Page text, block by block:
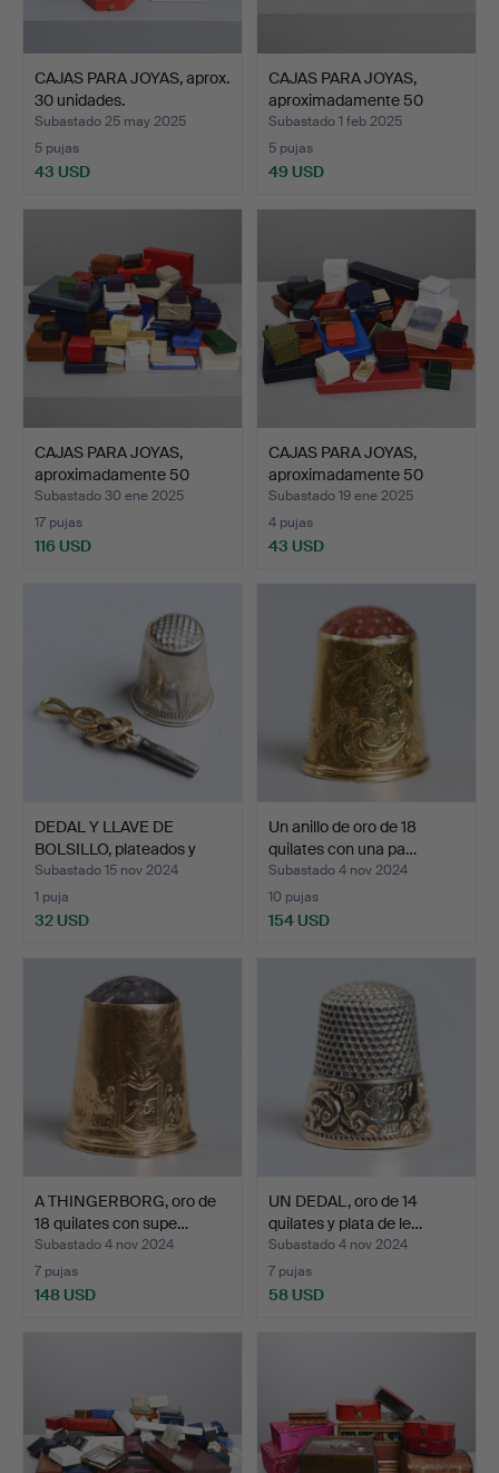
CAJAS PARA JOYAS, aprox.
30 unidades.
Subastado 25 may 2025
5 pujas
43 USD
CAJAS PARA JOYAS,
aproximadamente 50
unida…
Subastado 1 feb 2025
5 pujas
49 USD
CAJAS PARA JOYAS,
aproximadamente 50
unida…
Subastado 30 ene 2025
17 pujas
116 USD
CAJAS PARA JOYAS,
aproximadamente 50
unida…
Subastado 19 ene 2025
4 pujas
43 USD
DEDAL Y LLAVE DE
BOLSILLO, plateados y
par…
Subastado 15 nov 2024
1 puja
32 USD
Un anillo de oro de 18
quilates con una pa…
Subastado 4 nov 2024
10 pujas
154 USD
A THINGERBORG, oro de
18 quilates con supe…
Subastado 4 nov 2024
7 pujas
148 USD
UN DEDAL, oro de 14
quilates y plata de le…
Subastado 4 nov 2024
7 pujas
58 USD